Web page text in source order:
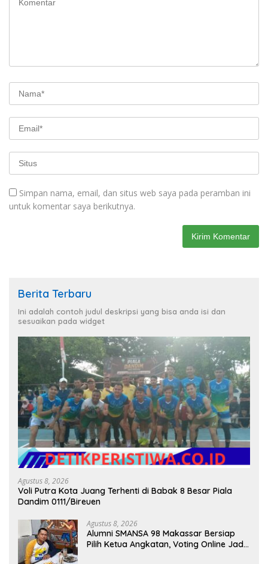
Simpan nama, email, dan situs web saya pada peramban ini
untuk komentar saya berikutnya.
Berita Terbaru
Ini adalah contoh judul deskripsi yang bisa anda isi dan
sesuaikan pada widget
Agustus 8, 2026
Voli Putra Kota Juang Terhenti di Babak 8 Besar Piala
Dandim 0111/Bireuen
Agustus 8, 2026
Alumni SMANSA 98 Makassar Bersiap
Pilih Ketua Angkatan, Voting Online Jadi